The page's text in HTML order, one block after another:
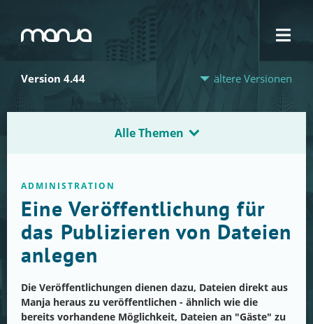
Navigation
Version 4.44 ältere Versionen
Alle Themen
ADMINISTRATION
Eine Veröffentlichung für
das Publizieren von Dateien
anlegen
Die Veröffentlichungen dienen dazu, Dateien direkt aus
Manja heraus zu veröffentlichen - ähnlich wie die
bereits vorhandene Möglichkeit, Dateien an "Gäste" zu